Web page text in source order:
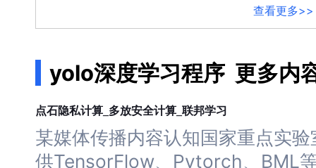
秒哒
无代码应用搭建平台
百度智能云数字员工
内容运营等8款数字员工焕新上线！免费体验！
百度一见
九州·政务大模型原
医疗AI大模型，构建覆
百战·数智营销
查看更多>>
yolo深度学习程序 更多内
点石隐私计算_多放安全计算_联邦学习
某媒体传播内容认知国家重点实
供TensorFlow、Pytorch、BML